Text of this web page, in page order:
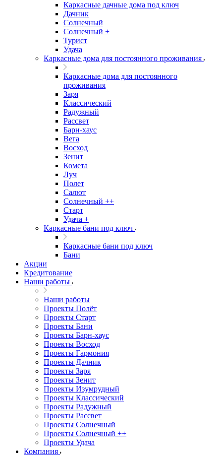
Каркасные дачные дома под ключ
Дачник
Солнечный
Солнечный +
Турист
Удача
Каркасные дома для постоянного проживания
Каркасные дома для постоянного
проживания
Заря
Классический
Радужный
Рассвет
Барн-хаус
Вега
Восход
Зенит
Комета
Луч
Полет
Салют
Солнечный ++
Старт
Удача +
Каркасные бани под ключ
Каркасные бани под ключ
Бани
Акции
Кредитование
Наши работы
Наши работы
Проекты Полёт
Проекты Старт
Проекты Бани
Проекты Барн-хаус
Проекты Восход
Проекты Гармония
Проекты Дачник
Проекты Заря
Проекты Зенит
Проекты Изумрудный
Проекты Классический
Проекты Радужный
Проекты Рассвет
Проекты Солнечный
Проекты Солнечный ++
Проекты Удача
Компания